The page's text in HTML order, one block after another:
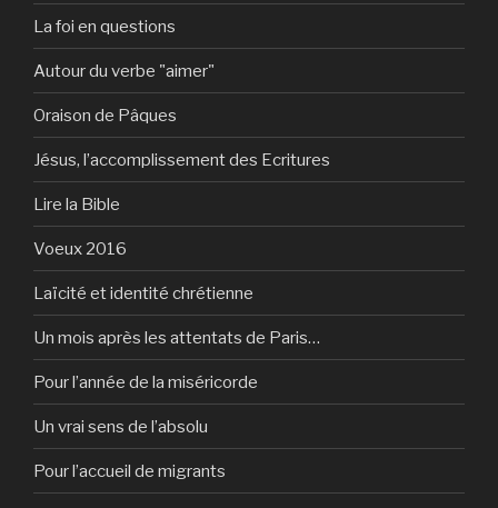
La foi en questions
Autour du verbe "aimer"
Oraison de Pâques
Jésus, l’accomplissement des Ecritures
Lire la Bible
Voeux 2016
Laïcité et identité chrétienne
Un mois après les attentats de Paris…
Pour l’année de la miséricorde
Un vrai sens de l’absolu
Pour l’accueil de migrants